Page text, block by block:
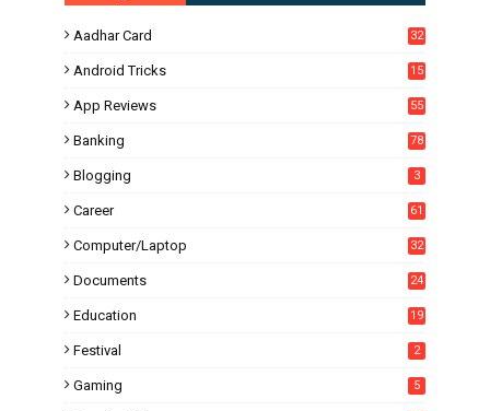
Aadhar Card 32
Android Tricks
15
App Reviews 55
Banking 78
Blogging 3
Career 61
Computer/Laptop 32
Documents 24
Education
19
Festival 2
Gaming 5